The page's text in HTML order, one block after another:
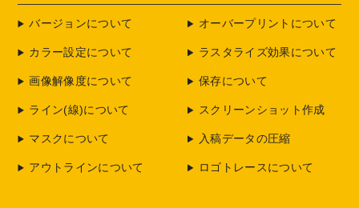
バージョンについて
カラー設定について
画像解像度について
ライン(線)について
マスクについて
アウトラインについて
オーバープリントについて
ラスタライズ効果について
保存について
スクリーンショット作成
入稿データの圧縮
ロゴトレースについて